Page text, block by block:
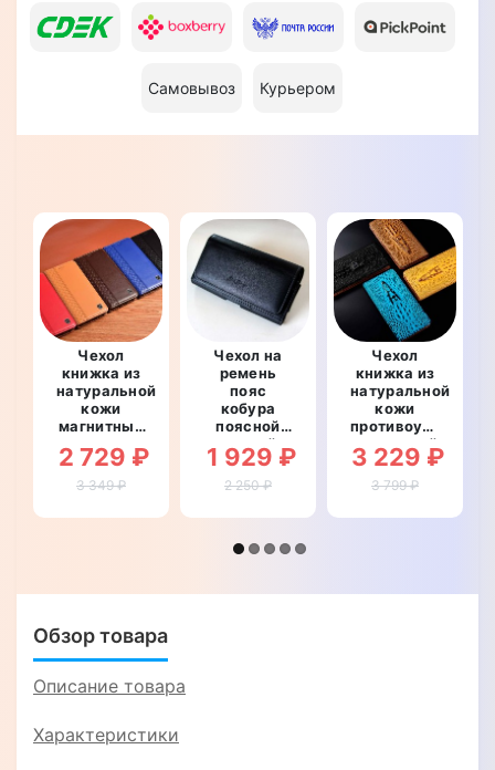
Самовывоз Курьером
Чехол
книжка из
натуральной
кожи
магнитный
противоударный
для Realme
9 Pro
2 729 ₽
3 349 ₽
Чехол на
ремень
пояс
кобура
поясной
кожаный c
карманами
для Realme
"RAMOS"
1 929 ₽
2 250 ₽
Чехол
книжка из
натуральной
кожи
противоударный
магнитный
для Realme
9 Pro
HEAD"
3 229 ₽
3 799 ₽
Обзор товара
Описание товара
Характеристики